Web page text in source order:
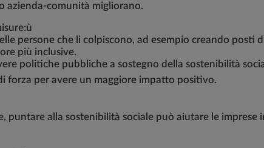
azienda-comunità migliorano.
persone che li colpiscono, ad esempio creando posti
più inclusive.
politiche pubbliche a sostegno della sostenibilità
forza per avere un maggiore impatto positivo.
puntare alla sostenibilità sociale può aiutare le imprese